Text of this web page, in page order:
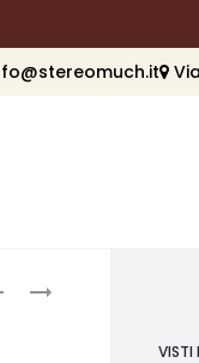
navigationVISTI